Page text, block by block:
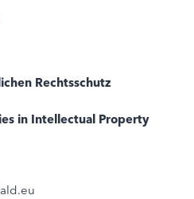
Rechtsschutz
in Intellectual Property